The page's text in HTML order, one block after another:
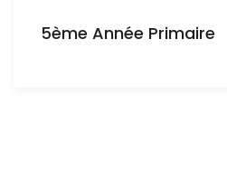
5ème Année Primaire